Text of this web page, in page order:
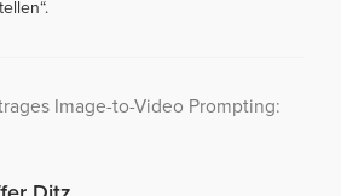
Image-to-Video Prompting: